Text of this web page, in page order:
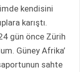
kendisini
karıştı.
gün önce Zürih
Güney Afrika’
sahte